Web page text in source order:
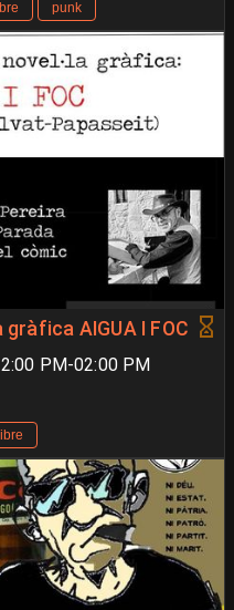
punk
AIGUA I FOC
PM-02:00 PM